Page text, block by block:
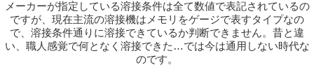
メーカーが指定している溶接条件は全て数値で表記されているの
ですが、現在主流の溶接機はメモリをゲージで表すタイプなの
で、溶接条件通りに溶接できているか判断できません。昔と違
い、職人感覚で何となく溶接できた…では今は通用しない時代な
のです。